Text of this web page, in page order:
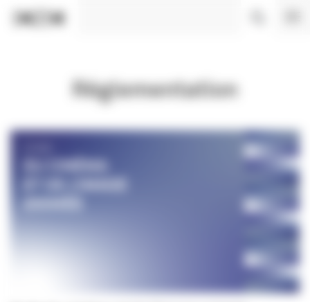
Réglementation
Panneau de gestion des cookies